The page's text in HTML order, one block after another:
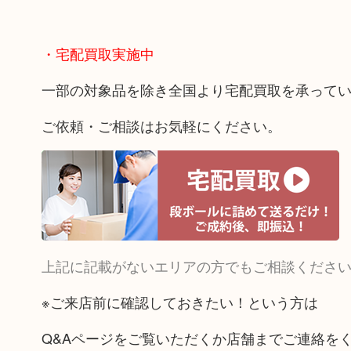
・宅配買取実施中
一部の対象品を除き全国より宅配買取を承ってい
ご依頼・ご相談はお気軽にください。
上記に記載がないエリアの方でもご相談ください
※ご来店前に確認しておきたい！という方は
Q&Aページをご覧いただくか店舗までご連絡をく